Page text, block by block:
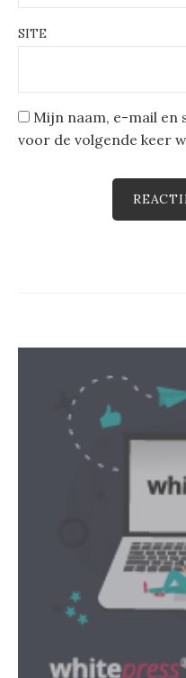
SITE
Mijn naam, e-mail en
voor de volgende keer